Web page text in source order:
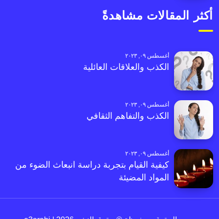
أكثر المقالات مشاهدةً
أغسطس ٠٩, ٢٠٢٣
الكذب والعلاقات العائلية
أغسطس ٠٩, ٢٠٢٣
الكذب والتفاهم الثقافي
أغسطس ٠٩, ٢٠٢٣
كيفية القيام بتجربة دراسة انبعاث الضوء من
المواد المضيئة